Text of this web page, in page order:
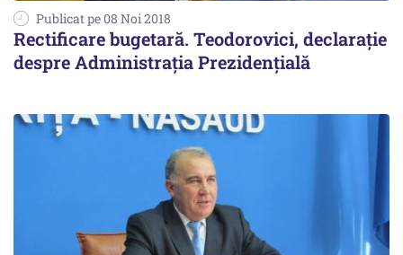
Publicat pe 08 Noi 2018
Rectificare bugetară. Teodorovici, declarație
despre Administraţia Prezidenţială